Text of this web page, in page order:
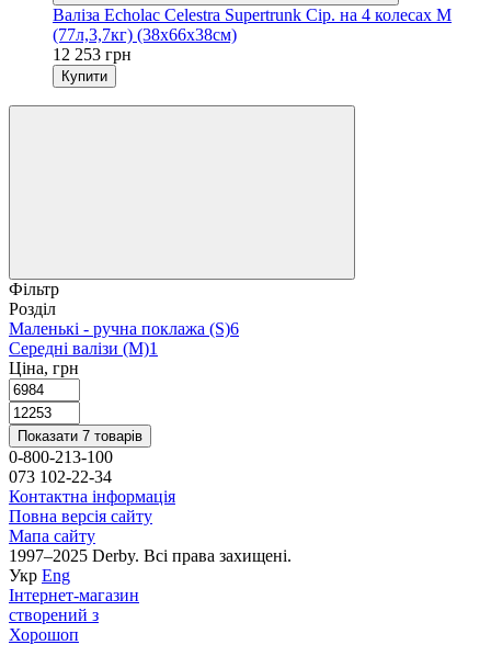
Валіза Echolac Celestra Supertrunk Сір. на 4 колесах M
(77л,3,7кг) (38x66x38см)
12 253 грн
Купити
Фільтр
Розділ
Маленькі - ручна поклажа (S)6
Середні валізи (M)1
Ціна, грн
Показати 7 товарів
0-800-213-100
073 102-22-34
Контактна інформація
Повна версія сайту
Мапа сайту
1997–2025 Derby. Всі права захищені.
Укр Eng
Інтернет-магазин
створений з
Хорошоп